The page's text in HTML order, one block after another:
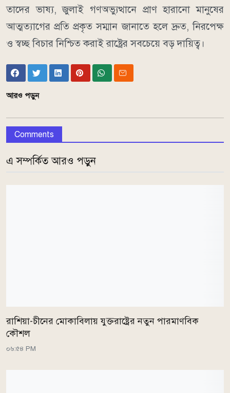
তাদের ভাষ্য, জুলাই গণঅভ্যুত্থানে প্রাণ হারানো মানুষের
আত্মত্যাগের প্রতি প্রকৃত সম্মান জানাতে হলে দ্রুত, নিরপেক্ষ
ও স্বচ্ছ বিচার নিশ্চিত করাই রাষ্ট্রের সবচেয়ে বড় দায়িত্ব।
আরও পড়ুন
Comments
এ সম্পর্কিত আরও পড়ুন
রাশিয়া-চীনের মোকাবিলায় যুক্তরাষ্ট্রের নতুন পারমাণবিক
কৌশল
০৬:৫৪ PM